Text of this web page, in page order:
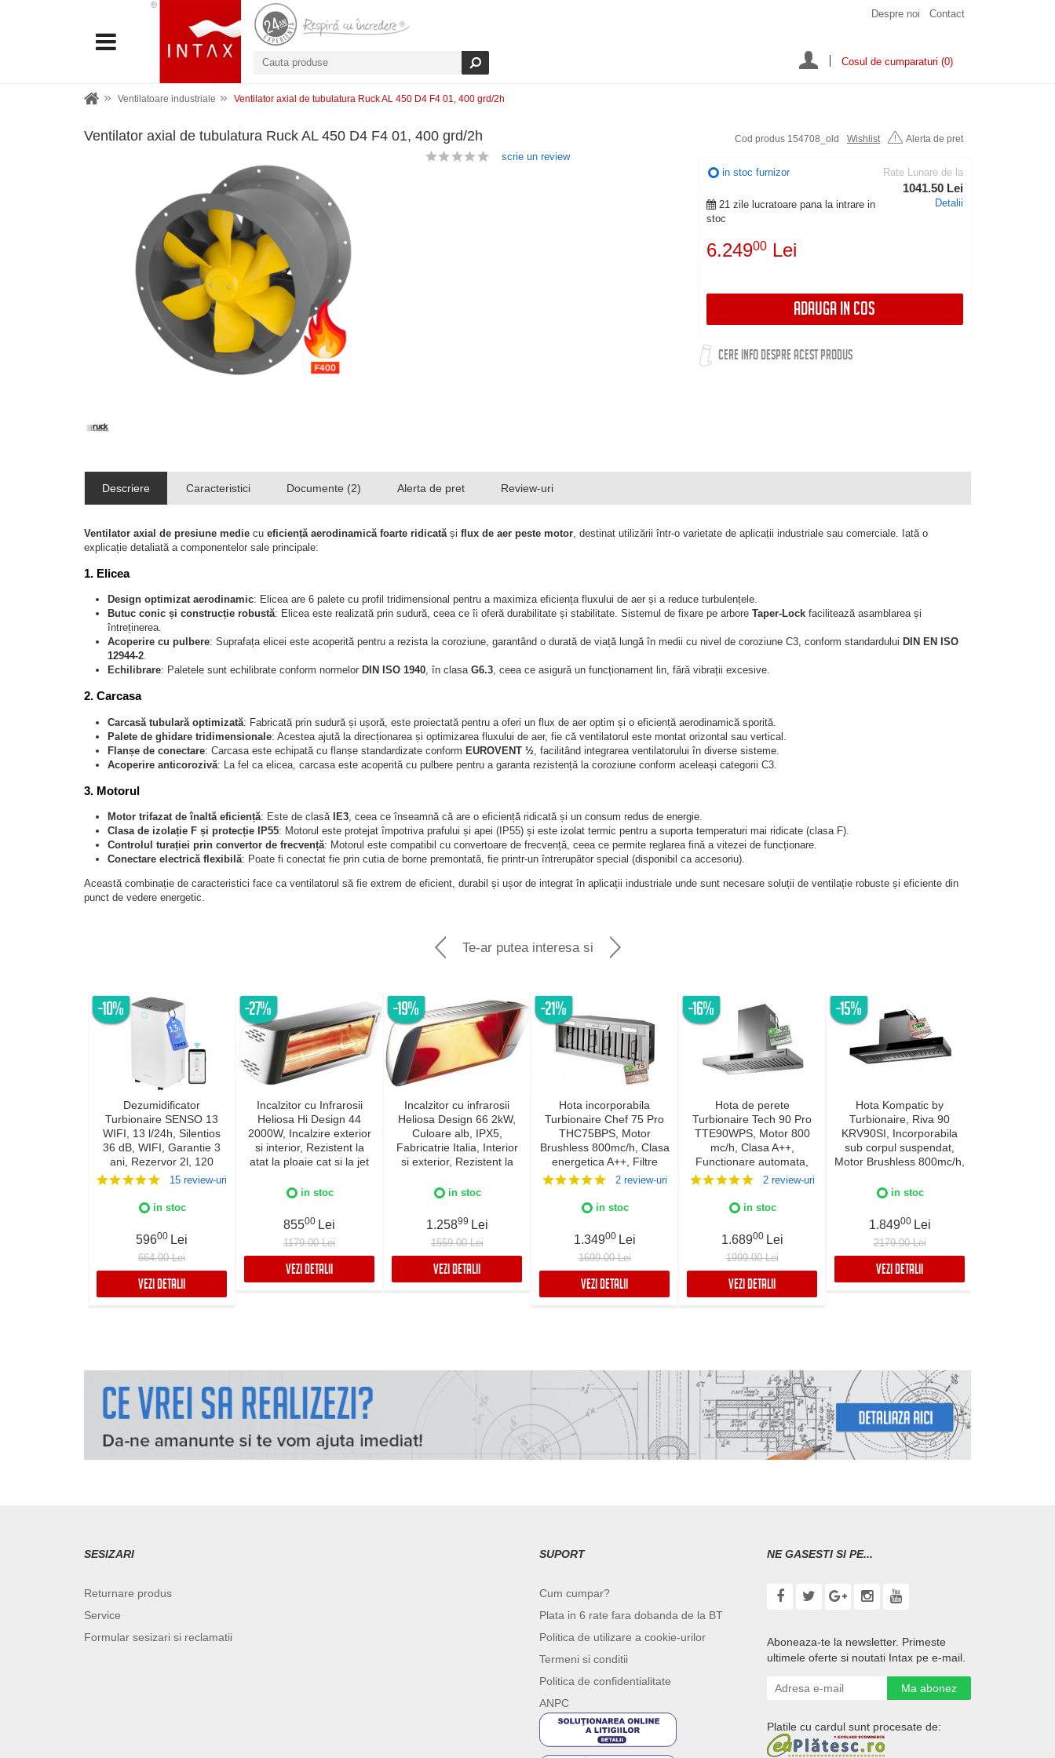
Despre noi Contact
Cosul de cumparaturi (0)
Ventilatoare industriale Ventilator axial de tubulatura Ruck AL 450 D4 F4 01, 400 grd/2h
Ventilator axial de tubulatura Ruck AL 450 D4 F4 01, 400 grd/2h Cod produs 154708_old Wishlist Alerta de pret
in stoc furnizor
21 zile lucratoare pana la intrare in
stoc
6.24900Lei
Rate Lunare de la
1041.50 Lei
Detalii
ADAUGA IN COS
CERE INFO DESPRE ACEST PRODUS
scrie un review
Descriere Caracteristici Documente (2) Alerta de pret Review-uri
Ventilator axial de presiune medie cu eficiență aerodinamică foarte ridicată și flux de aer peste motor , destinat utilizării într-o varietate de aplicații industriale sau comerciale. Iată o
explicație detaliată a componentelor sale principale:
1. Elicea
Design optimizat aerodinamic: Elicea are 6 palete cu profil tridimensional pentru a maximiza eficiența fluxului de aer și a reduce turbulențele.
Butuc conic și construcție robustă: Elicea este realizată prin sudură, ceea ce îi oferă durabilitate și stabilitate. Sistemul de fixare pe arbore Taper-Lock facilitează asamblarea și
întreținerea.
Acoperire cu pulbere: Suprafața elicei este acoperită pentru a rezista la coroziune, garantând o durată de viață lungă în medii cu nivel de coroziune C3, conform standardului DIN EN ISO
12944-2.
Echilibrare: Paletele sunt echilibrate conform normelor DIN ISO 1940, în clasa G6.3, ceea ce asigură un funcționament lin, fără vibrații excesive.
2. Carcasa
Carcasă tubulară optimizată: Fabricată prin sudură și ușoră, este proiectată pentru a oferi un flux de aer optim și o eficiență aerodinamică sporită.
Palete de ghidare tridimensionale: Acestea ajută la direcționarea și optimizarea fluxului de aer, fie că ventilatorul este montat orizontal sau vertical.
Flanșe de conectare: Carcasa este echipată cu flanșe standardizate conform EUROVENT ½ , facilitând integrarea ventilatorului în diverse sisteme.
Acoperire anticorozivă: La fel ca elicea, carcasa este acoperită cu pulbere pentru a garanta rezistență la coroziune conform aceleași categorii C3.
3. Motorul
Motor trifazat de înaltă eficiență: Este de clasă IE3, ceea ce înseamnă că are o eficiență ridicată și un consum redus de energie.
Clasa de izolație F și protecție IP55: Motorul este protejat împotriva prafului și apei (IP55) și este izolat termic pentru a suporta temperaturi mai ridicate (clasa F).
Controlul turației prin convertor de frecvență: Motorul este compatibil cu convertoare de frecvență, ceea ce permite reglarea fină a vitezei de funcționare.
Conectare electrică flexibilă: Poate fi conectat fie prin cutia de borne premontată, fie printr-un întrerupător special (disponibil ca accesoriu).
Această combinație de caracteristici face ca ventilatorul să fie extrem de eficient, durabil și ușor de integrat în aplicații industriale unde sunt necesare soluții de ventilație robuste și eficiente din
punct de vedere energetic.
Te-ar putea interesa si
-10%
Dezumidificator
Turbionaire SENSO 13
WIFI, 13 l/24h, Silentios
36 dB, WIFI, Garantie 3
ani, Rezervor 2l, 120
m³/h, Control digital,
umiditate, Timer, Display
15 review-uri
in stoc
59600 Lei
664.00 Lei
VEZI DETALII
-27%
Incalzitor cu Infrarosii
Heliosa Hi Design 44
2000W, Incalzire exterior
si interior, Rezistent la
atat la ploaie cat si la jet
Culoare Alba, IPX5
in stoc
85500 Lei
1179.00 Lei
VEZI DETALII
-19%
Incalzitor cu infrarosii
Heliosa Design 66 2kW,
Culoare alb, IPX5,
Fabricatrie Italia, Interior
si exterior, Rezistent la
in stoc
1.25899 Lei
1559.00 Lei
VEZI DETALII
-21%
Hota incorporabila
Turbionaire Chef 75 Pro
THC75BPS, Motor
Brushless 800mc/h, Clasa
energetica A++, Filtre
Baffle Avansate din inox,
Control electronic,
viteze+Boost, Finisaj Inox
2 review-uri
in stoc
1.34900 Lei
1699.00 Lei
VEZI DETALII
-16%
Hota de perete
Turbionaire Tech 90 Pro
TTE90WPS, Motor 800
mc/h, Clasa A++,
Functionare automata,
Senzor monitorizare
curatare aer, Iluminare
Super boost, 90 cm, Inox
2 review-uri
in stoc
1.68900 Lei
1999.00 Lei
VEZI DETALII
-15%
Hota Kompatic by
Turbionaire, Riva 90
KRV90SI, Incorporabila
sub corpul suspendat,
Motor Brushless 800mc/h,
ajustabile, Filtre Baffle
Refulare
verticala/orizontala, 3
viteze, Boost si Super
Boost, Inox
in stoc
1.84900 Lei
2179.00 Lei
VEZI DETALII
SESIZARI
Returnare produs
Service
Formular sesizari si reclamatii
SUPORT
Cum cumpar?
Plata in 6 rate fara dobanda de la BT
Politica de utilizare a cookie-urilor
Termeni si conditii
Politica de confidentialitate
ANPC
NE GASESTI SI PE...
Aboneaza-te la newsletter. Primeste
ultimele oferte si noutati Intax pe e-mail.
Ma abonez
Platile cu cardul sunt procesate de: